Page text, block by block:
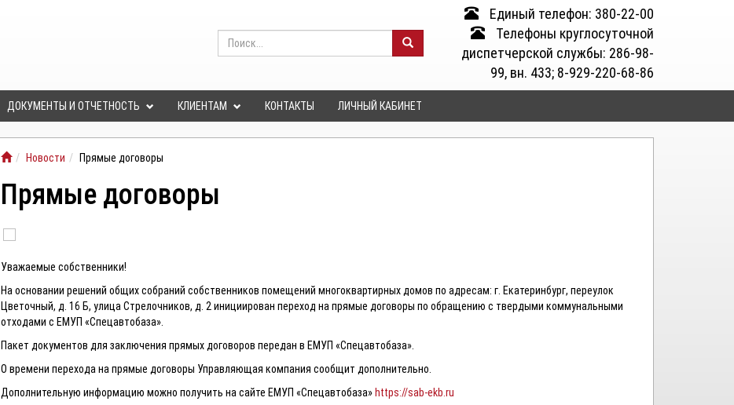
Единый телефон: 380-22-00
Телефоны круглосуточной
диспетчерской службы: 286-98-
99, вн. 433; 8-929-220-68-86
ДОКУМЕНТЫ И ОТЧЕТНОСТЬ КЛИЕНТАМ КОНТАКТЫ ЛИЧНЫЙ КАБИНЕТ
Новости Прямые договоры
Прямые договоры
Уважаемые собственники!
На основании решений общих собраний собственников помещений многоквартирных домов по адресам: г. Екатеринбург, переулок
Цветочный, д. 16 Б, улица Стрелочников, д. 2 инициирован переход на прямые договоры по обращению с твердыми коммунальными
отходами с ЕМУП «Спецавтобаза».
Пакет документов для заключения прямых договоров передан в ЕМУП «Спецавтобаза».
О времени перехода на прямые договоры Управляющая компания сообщит дополнительно.
Дополнительную информацию можно получить на сайте ЕМУП «Спецавтобаза» https://sab-ekb.ru